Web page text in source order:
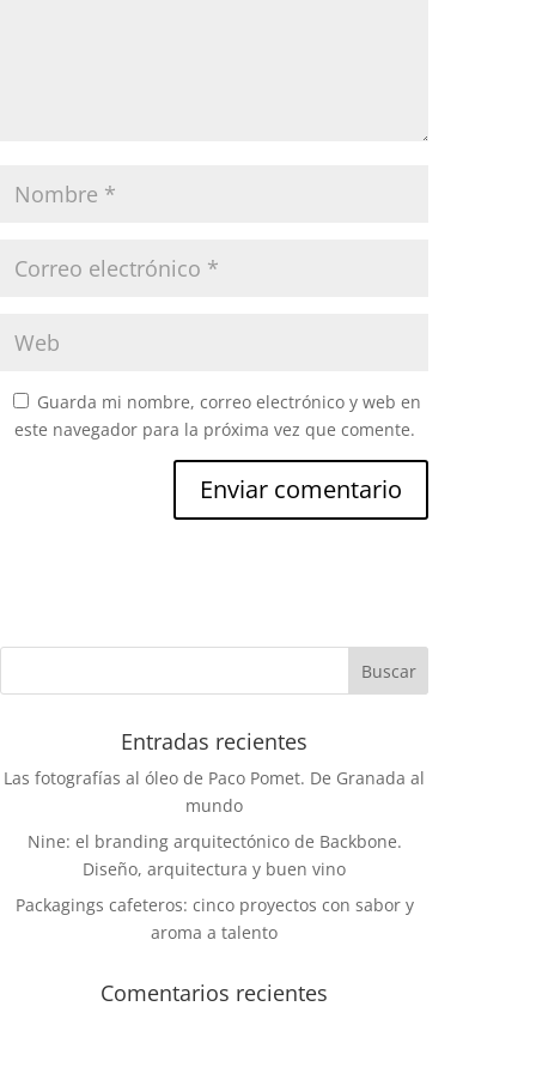
Guarda mi nombre, correo electrónico y web en
este navegador para la próxima vez que comente.
Entradas recientes
Las fotografías al óleo de Paco Pomet. De Granada al
mundo
Nine: el branding arquitectónico de Backbone.
Diseño, arquitectura y buen vino
Packagings cafeteros: cinco proyectos con sabor y
aroma a talento
Comentarios recientes